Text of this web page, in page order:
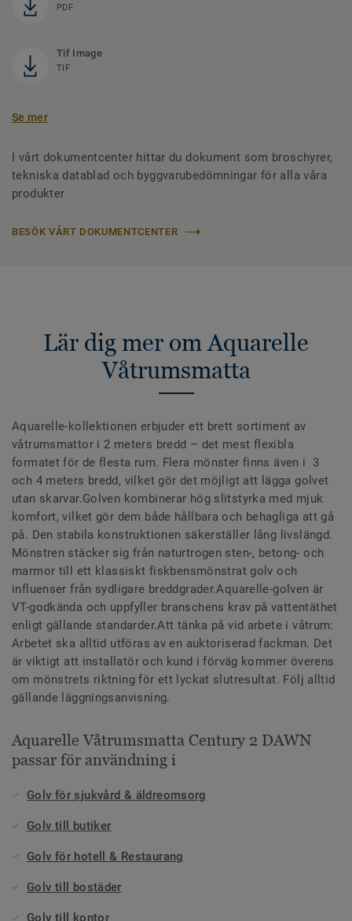
PDF
Tif Image
TIF
Se mer
I vårt dokumentcenter hittar du dokument som broschyrer,
tekniska datablad och byggvarubedömningar för alla våra
produkter
BESÖK VÅRT DOKUMENTCENTER
Lär dig mer om Aquarelle
Våtrumsmatta
Aquarelle-kollektionen erbjuder ett brett sortiment av
våtrumsmattor i 2 meters bredd – det mest flexibla
formatet för de flesta rum. Flera mönster finns även i 3
och 4 meters bredd, vilket gör det möjligt att lägga golvet
utan skarvar.Golven kombinerar hög slitstyrka med mjuk
komfort, vilket gör dem både hållbara och behagliga att gå
på. Den stabila konstruktionen säkerställer lång livslängd.
Mönstren stäcker sig från naturtrogen sten-, betong- och
marmor till ett klassiskt fiskbensmönstrat golv och
influenser från sydligare breddgrader.Aquarelle-golven är
VT-godkända och uppfyller branschens krav på vattentäthet
enligt gällande standarder.Att tänka på vid arbete i våtrum:
Arbetet ska alltid utföras av en auktoriserad fackman. Det
är viktigt att installatör och kund i förväg kommer överens
om mönstrets riktning för ett lyckat slutresultat. Följ alltid
gällande läggningsanvisning.
Aquarelle Våtrumsmatta Century 2 DAWN
passar för användning i
Golv för sjukvård & äldreomsorg
Golv till butiker
Golv för hotell & Restaurang
Golv till bostäder